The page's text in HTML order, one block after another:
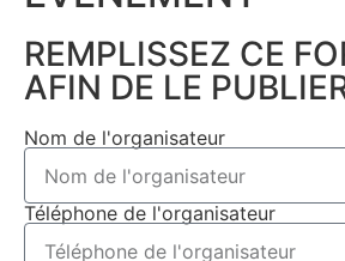
REMPLISSEZ CE
AFIN DE LE
Nom de l'organisateur
Téléphone de l'organisateur